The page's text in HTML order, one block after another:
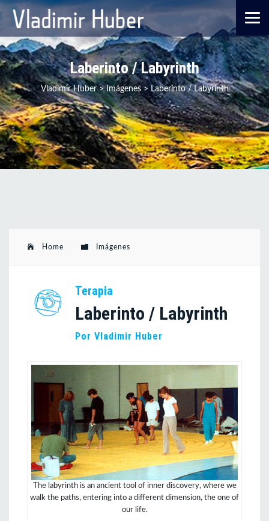
Laberinto / Labyrinth
Vladimir Huber> Imágenes> Laberinto / Labyrinth
Home Imágenes
Terapia
Laberinto / Labyrinth
Por Vladimir Huber
The labyrinth is an ancient tool of inner discovery, where we
walk the paths, entering into a different dimension, the one of
our life.